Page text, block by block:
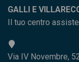
GALLI E
Il tuo centro
Via IV Novembre,